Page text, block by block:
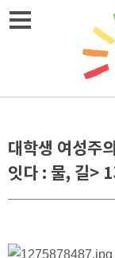
대학생 여성주
잇다 : 물, 길>